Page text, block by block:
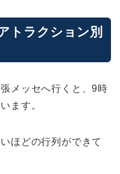
トラクション別
メッセへ行くと、9時
ます。
ほどの行列ができて